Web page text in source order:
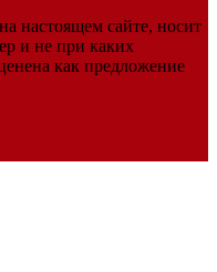
настоящем сайте, носит
и не при каких
как предложение